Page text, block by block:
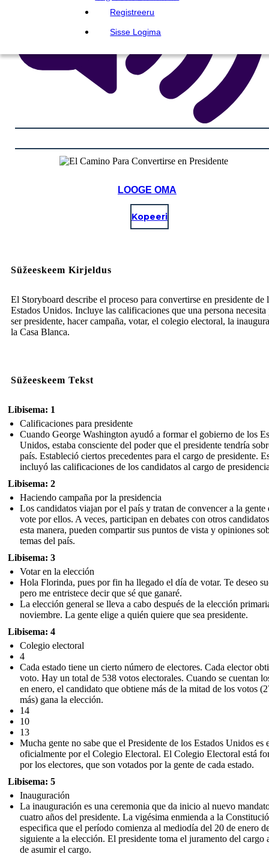
Registreeru
Sisse Logima
LOOGE OMA
Kopeeri
Süžeeskeem Kirjeldus
El Storyboard describe el proceso para convertirse en presidente de
Estados Unidos. Incluye las calificaciones que una persona necesita
ser presidente, hacer campaña, votar, el colegio electoral, la
la Casa Blanca.
Süžeeskeem Tekst
Libisema: 1
Calificaciones para presidente
Cuando George Washington ayudó a formar el gobierno de los
Unidos, estaba consciente del poder que el presidente tendría
país. Estableció ciertos precedentes para el cargo de presidente.
incluyó las calificaciones de los candidatos al cargo de
Libisema: 2
Haciendo campaña por la presidencia
Los candidatos viajan por el país y tratan de convencer a la gente
vote por ellos. A veces, participan en debates con otros
esta manera, pueden compartir sus puntos de vista y opiniones
temas del país.
Libisema: 3
Votar en la elección
Hola Florinda, pues por fin ha llegado el día de votar. Te deseo
pero me entristece decir que sé que ganaré.
La elección general se lleva a cabo después de la elección
noviembre. La gente elige a quién quiere que sea presidente.
Libisema: 4
Colegio electoral
4
Cada estado tiene un cierto número de electores. Cada elector
voto. Hay un total de 538 votos electorales. Cuando se cuentan
en enero, el candidato que obtiene más de la mitad de los votos
más) gana la elección.
14
10
13
Mucha gente no sabe que el Presidente de los Estados Unidos es
oficialmente por el Colegio Electoral. El Colegio Electoral está
por los electores, que son votados por la gente de cada estado.
Libisema: 5
Inauguración
La inauguración es una ceremonia que da inicio al nuevo
cuatro años del presidente. La vigésima enmienda a la
especifica que el período comienza al mediodía del 20 de enero
siguiente a la elección. El presidente toma el juramento del cargo
de asumir el cargo.